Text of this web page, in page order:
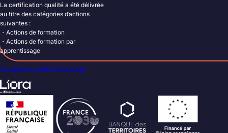
La certification qualité a été délivrée
au titre des catégories d’actions
suivantes :
・Actions de formation
・Actions de formation par
apprentissage
Consulter le certificat Qualiopi